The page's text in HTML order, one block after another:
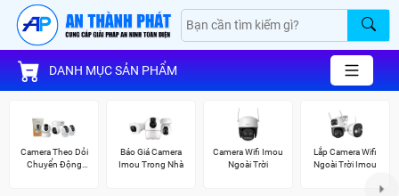
DANH MỤC SẢN PHẨM
Camera Theo Dỏi
Chuyển Động
Báo Giá Camera
Imou Trong Nhà
Camera Wifi Imou
Ngoài Trời
Lắp Camera Wifi
Ngoài Trời Imou